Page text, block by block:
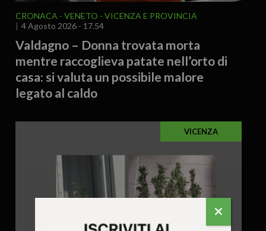
CRONACA VENETO
VICENZA E PROVINCIA
4 Agosto 2026 - 17.54
Valdagno – Donna trovata morta
mentre raccoglieva patate nell’orto di
casa: si valuta un possibile malore
legato al caldo
VICENZA